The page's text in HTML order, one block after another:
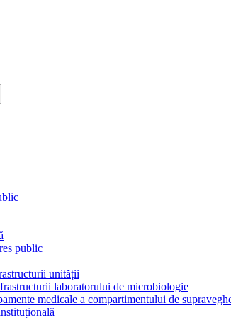
public
unității
laboratorului de microbiologie
medicale a compartimentului de